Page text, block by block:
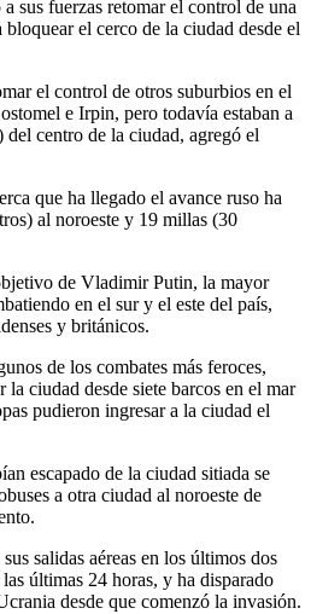
sus fuerzas retomar el control de una
bloquear el cerco de la ciudad desde el
el control de otros suburbios en el
e Irpin, pero todavía estaban a
centro de la ciudad, agregó el
que ha llegado el avance ruso ha
al noroeste y 19 millas (30
de Vladimir Putin, la mayor
en el sur y el este del país,
y británicos.
de los combates más feroces,
la ciudad desde siete barcos en el mar
pudieron ingresar a la ciudad el
escapado de la ciudad sitiada se
a otra ciudad al noroeste de
salidas aéreas en los últimos dos
últimas 24 horas, y ha disparado
desde que comenzó la invasión.